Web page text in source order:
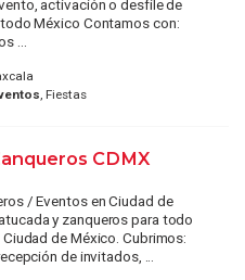
activación o desfile de
México Contamos con:
...
, Fiestas
CDMX
/ Eventos en Ciudad de
y zanqueros para todo
de México. Cubrimos:
de invitados, ...